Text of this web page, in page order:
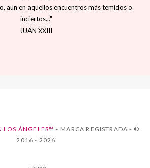
aún en aquellos encuentros más temidos o
inciertos..."
JUAN XXIII
ÁNGELES™ - MARCA REGISTRADA - ©
2016 - 2026